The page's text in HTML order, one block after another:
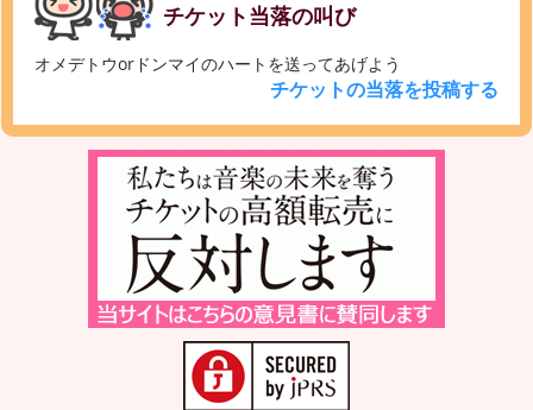
チケット当落の叫び
オメデトウorドンマイのハートを送ってあげよう
チケットの当落を投稿する